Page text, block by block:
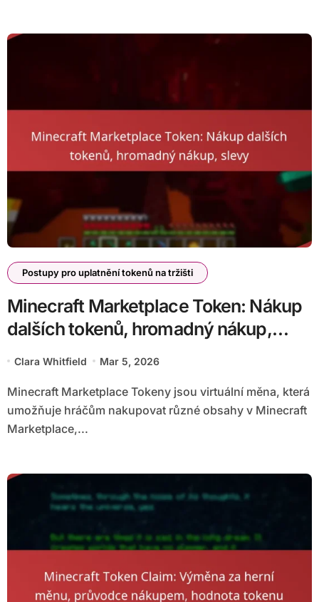
Postupy pro uplatnění tokenů na tržišti
Minecraft Marketplace Token: Nákup
dalších tokenů, hromadný nákup,
Clara Whitfield Mar 5, 2026
Minecraft Marketplace Tokeny jsou virtuální měna, která
umožňuje hráčům nakupovat různé obsahy v Minecraft
Marketplace,...